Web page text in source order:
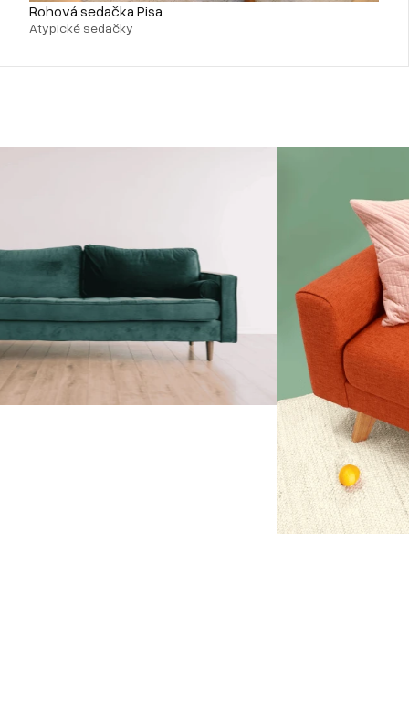
Rohová sedačka Pisa
Atypické sedačky